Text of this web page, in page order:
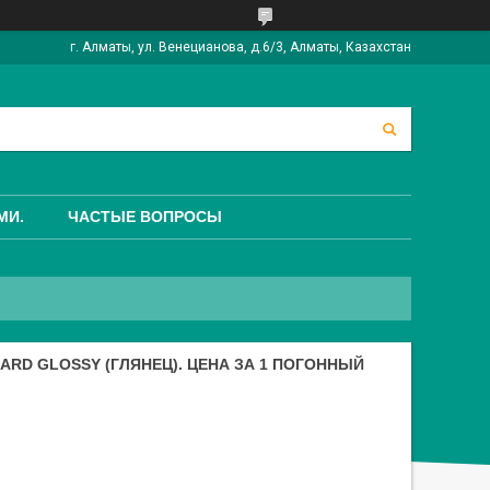
г. Алматы, ул. Венецианова, д.6/3, Алматы, Казахстан
ЧАСТЫЕ ВОПРОСЫ
GLOSSY (ГЛЯНЕЦ). ЦЕНА ЗА 1 ПОГОННЫЙ